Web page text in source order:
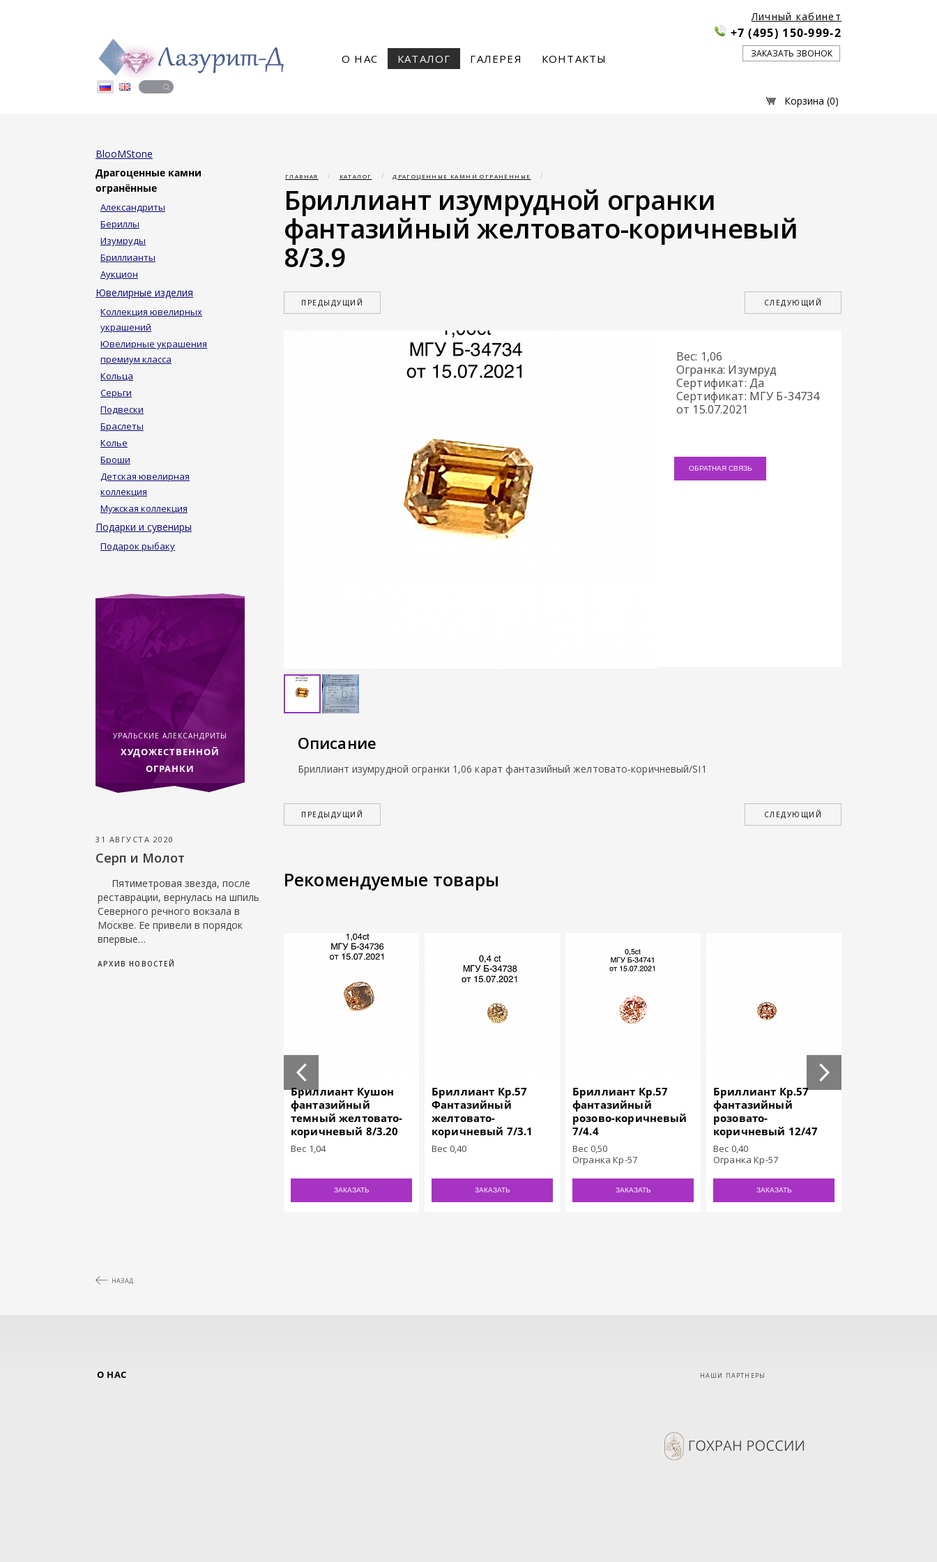
О НАС КАТАЛОГ ГАЛЕРЕЯ КОНТАКТЫ
Личный кабинет
+7 (495) 150-999-2
ЗАКАЗАТЬ ЗВОНОК
Корзина (0)
BlooMStone
Драгоценные камни
огранённые
Александриты
Бериллы
Изумруды
Бриллианты
Аукцион
Ювелирные изделия
Коллекция ювелирных
украшений
Ювелирные украшения
премиум класса
Кольца
Серьги
Подвески
Браслеты
Колье
Броши
Детская ювелирная
коллекция
Мужская коллекция
Подарки и сувениры
Подарок рыбаку
УРАЛЬСКИЕ АЛЕКСАНДРИТЫ
ХУДОЖЕСТВЕННОЙ
ОГРАНКИ
31 АВГУСТА 2020
Серп и Молот
Пятиметровая звезда, после
реставрации, вернулась на шпиль
Северного речного вокзала в
Москве. Ее привели в порядок
впервые…
АРХИВ НОВОСТЕЙ
ГЛАВНАЯ КАТАЛОГ ДРАГОЦЕННЫЕ КАМНИ ОГРАНЁННЫЕ
Бриллиант изумрудной огранки
фантазийный желтовато-коричневый
8/3.9
ПРЕДЫДУЩИЙ СЛЕДУЮЩИЙ
Вес: 1,06
Огранка: Изумруд
Сертификат: Да
Сертификат: МГУ Б-34734
от 15.07.2021
ОБРАТНАЯ СВЯЗЬ
Описание
Бриллиант изумрудной огранки 1,06 карат фантазийный желтовато-коричневый/SI1
ПРЕДЫДУЩИЙ СЛЕДУЮЩИЙ
Рекомендуемые товары
Бриллиант Кушон
фантазийный
темный желтовато-
коричневый 8/3.20
Вес 1,04
ЗАКАЗАТЬ
Бриллиант Кр.57
Фантазийный
желтовато-
коричневый 7/3.1
Вес 0,40
ЗАКАЗАТЬ
Бриллиант Кр.57
фантазийный
розово-коричневый
7/4.4
Вес 0,50
Огранка Кр-57
ЗАКАЗАТЬ
Бриллиант Кр.57
фантазийный
розовато-
коричневый 12/47
Вес 0,40
Огранка Кр-57
ЗАКАЗАТЬ
НАЗАД
О НАС НАШИ ПАРТНЕРЫ